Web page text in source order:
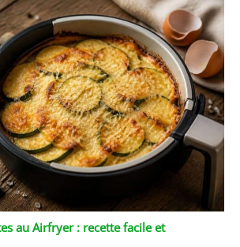
au Airfryer : recette facile et